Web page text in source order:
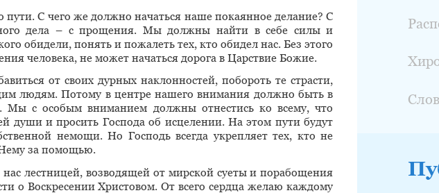
С чего же должно начаться наше покаянное делание? С
дела – с прощения. Мы должны найти в себе силы и
обидели, понять и пожалеть тех, кто обидел нас. Без этого
человека, не может начаться дорога в Царствие Божие.
от своих дурных наклонностей, побороть те страсти,
людям. Потому в центре нашего внимания должно быть в
Мы с особым вниманием должны отнестись ко всему, что
души и просить Господа об исцелении. На этом пути будут
немощи. Но Господь всегда укрепляет тех, кто не
Нему за помощью.
лестницей, возводящей от мирской суеты и порабощения
о Воскресении Христовом. От всего сердца желаю каждому